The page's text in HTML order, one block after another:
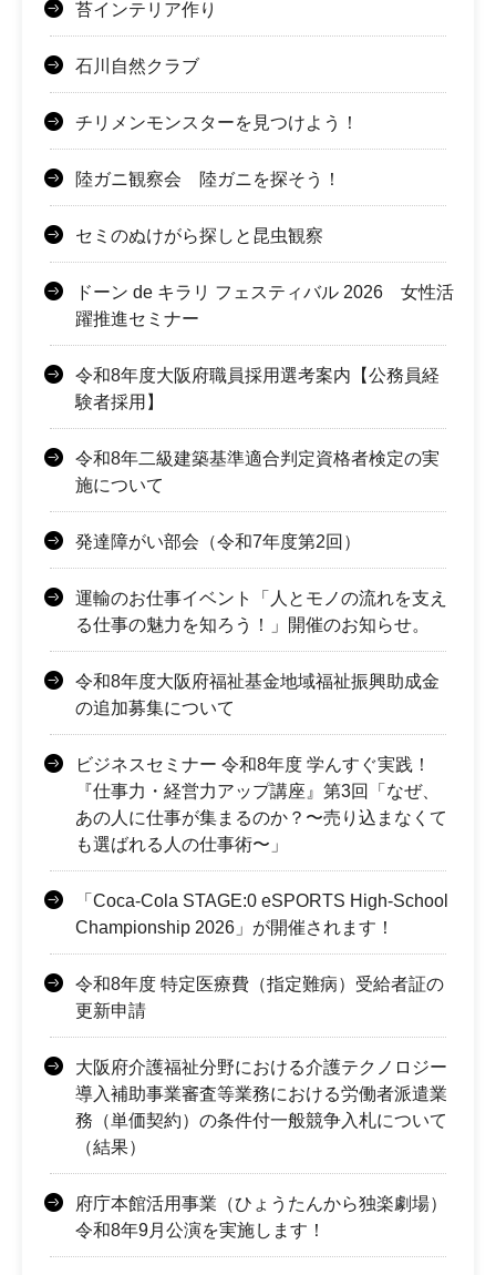
苔インテリア作り
石川自然クラブ
チリメンモンスターを見つけよう！
陸ガニ観察会 陸ガニを探そう！
セミのぬけがら探しと昆虫観察
ドーン de キラリ フェスティバル 2026 女性活
躍推進セミナー
令和8年度大阪府職員採用選考案内【公務員経
験者採用】
令和8年二級建築基準適合判定資格者検定の実
施について
発達障がい部会（令和7年度第2回）
運輸のお仕事イベント「人とモノの流れを支え
る仕事の魅力を知ろう！」開催のお知らせ。
令和8年度大阪府福祉基金地域福祉振興助成金
の追加募集について
ビジネスセミナー 令和8年度 学んすぐ実践！
『仕事力・経営力アップ講座』第3回「なぜ、
あの人に仕事が集まるのか？〜売り込まなくて
も選ばれる人の仕事術〜」
「Coca-Cola STAGE:0 eSPORTS High-School
Championship 2026」が開催されます！
令和8年度 特定医療費（指定難病）受給者証の
更新申請
大阪府介護福祉分野における介護テクノロジー
導入補助事業審査等業務における労働者派遣業
務（単価契約）の条件付一般競争入札について
（結果）
府庁本館活用事業（ひょうたんから独楽劇場）
令和8年9月公演を実施します！